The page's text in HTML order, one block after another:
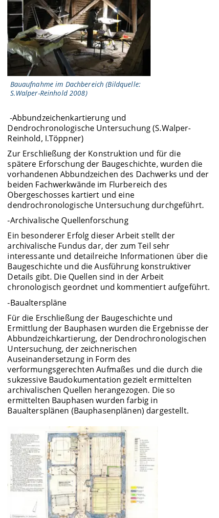
Bauaufnahme im Dachbereich (Bildquelle:
S.Walper-Reinhold 2008)
-Abbundzeichenkartierung und
Dendrochronologische Untersuchung (S.Walper-
Reinhold, I.Töppner)
Zur Erschließung der Konstruktion und für die
spätere Erforschung der Baugeschichte, wurden die
vorhandenen Abbundzeichen des Dachwerks und der
beiden Fachwerkwände im Flurbereich des
Obergeschosses kartiert und eine
dendrochronologische Untersuchung durchgeführt.
-Archivalische Quellenforschung
Ein besonderer Erfolg dieser Arbeit stellt der
archivalische Fundus dar, der zum Teil sehr
interessante und detailreiche Informationen über die
Baugeschichte und die Ausführung konstruktiver
Details gibt. Die Quellen sind in der Arbeit
chronologisch geordnet und kommentiert aufgeführt.
-Baualterspläne
Für die Erschließung der Baugeschichte und
Ermittlung der Bauphasen wurden die Ergebnisse der
Abbundzeichkartierung, der Dendrochronologischen
Untersuchung, der zeichnerischen
Auseinandersetzung in Form des
verformungsgerechten Aufmaßes und die durch die
sukzessive Baudokumentation gezielt ermittelten
archivalischen Quellen herangezogen. Die so
ermittelten Bauphasen wurden farbig in
Baualtersplänen (Bauphasenplänen) dargestellt.